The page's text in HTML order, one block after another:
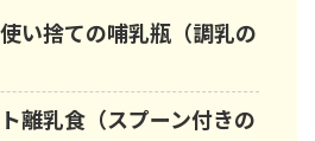
い捨ての哺乳瓶（調乳の
離乳食（スプーン付きの